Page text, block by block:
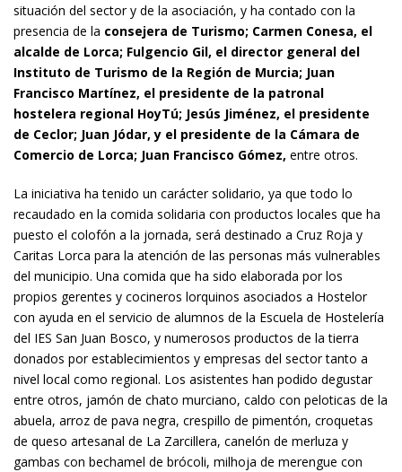
situación del sector y de la asociación, y ha contado con la
presencia de la consejera de Turismo; Carmen Conesa, el
alcalde de Lorca; Fulgencio Gil, el director general del
Instituto de Turismo de la Región de Murcia; Juan
Francisco Martínez, el presidente de la patronal
hostelera regional HoyTú; Jesús Jiménez, el presidente
de Ceclor; Juan Jódar, y el presidente de la Cámara de
Comercio de Lorca; Juan Francisco Gómez, entre otros.
La iniciativa ha tenido un carácter solidario, ya que todo lo
recaudado en la comida solidaria con productos locales que ha
puesto el colofón a la jornada, será destinado a Cruz Roja y
Caritas Lorca para la atención de las personas más vulnerables
del municipio. Una comida que ha sido elaborada por los
propios gerentes y cocineros lorquinos asociados a Hostelor
con ayuda en el servicio de alumnos de la Escuela de Hostelería
del IES San Juan Bosco, y numerosos productos de la tierra
donados por establecimientos y empresas del sector tanto a
nivel local como regional. Los asistentes han podido degustar
entre otros, jamón de chato murciano, caldo con peloticas de la
abuela, arroz de pava negra, crespillo de pimentón, croquetas
de queso artesanal de La Zarcillera, canelón de merluza y
gambas con bechamel de brócoli, milhoja de merengue con